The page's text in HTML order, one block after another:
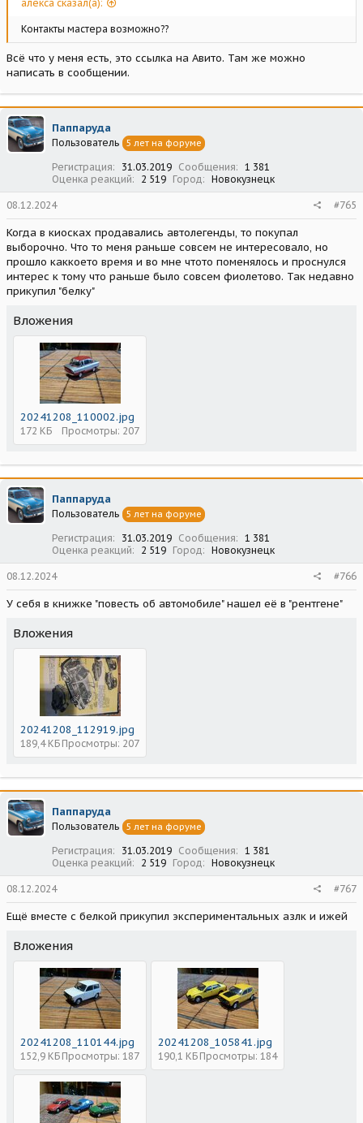
алекса сказал(а):
Контакты мастера возможно??
Всё что у меня есть, это ссылка на Авито. Там же можно
написать в сообщении.
Паппаруда
Пользователь 5 лет на форуме
Регистрация 31.03.2019 Сообщения
1 381
Оценка реакций
2 519 Город Новокузнецк
08.12.2024 #765
Когда в киосках продавались автолегенды, то покупал
выборочно. Что то меня раньше совсем не интересовало, но
прошло каккоето время и во мне чтото поменялось и проснулся
интерес к тому что раньше было совсем фиолетово. Так недавно
прикупил "белку"
Вложения
20241208_110002.jpg
172 КБ Просмотры: 207
Паппаруда
Пользователь 5 лет на форуме
Регистрация 31.03.2019 Сообщения
1 381
Оценка реакций
2 519 Город Новокузнецк
08.12.2024 #766
У себя в книжке "повесть об автомобиле" нашел её в "рентгене"
Вложения
20241208_112919.jpg
189,4 КБ Просмотры: 207
Паппаруда
Пользователь 5 лет на форуме
Регистрация 31.03.2019 Сообщения
1 381
Оценка реакций
2 519 Город Новокузнецк
08.12.2024 #767
Ещё вместе с белкой прикупил экспериментальных азлк и ижей
Вложения
20241208_110144.jpg
152,9 КБ Просмотры: 187
20241208_105841.jpg
190,1 КБ Просмотры: 184